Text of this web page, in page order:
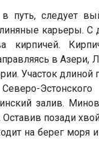
путь, следует
карьеры. С
кирпичей.
в
Участок
залив.
позади
на берег